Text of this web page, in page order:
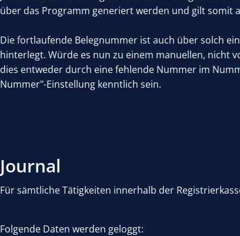
über das Programm generiert werden und gilt somit
Die fortlaufende Belegnummer ist auch über solch
hinterlegt. Würde es nun zu einem manuellen, nicht
dies entweder durch eine fehlende Nummer im
Nummer"-Einstellung kenntlich sein.
Journal
Für sämtliche Tätigkeiten innerhalb der
Folgende Daten werden geloggt: